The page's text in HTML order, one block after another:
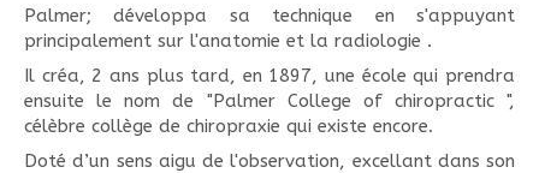
Palmer; développa sa technique en s'appuyant
principalement sur l'anatomie et la radiologie .
Il créa, 2 ans plus tard, en 1897, une école qui prendra
ensuite le nom de "Palmer College of chiropractic ",
célèbre collège de chiropraxie qui existe encore.
Doté d’un sens aigu de l'observation, excellant dans son